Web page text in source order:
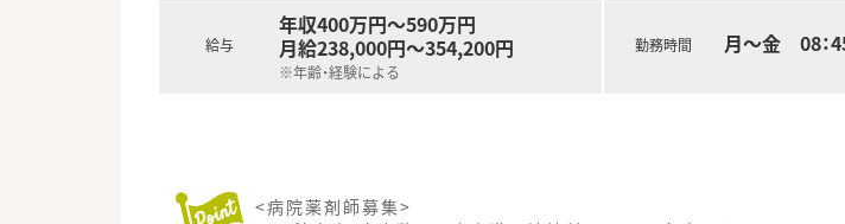
給与
年収400万円～590万円
月給238,000円～354,200円
※年齢・経験による
勤務時間 月～金 08：
<病院薬剤師募集>